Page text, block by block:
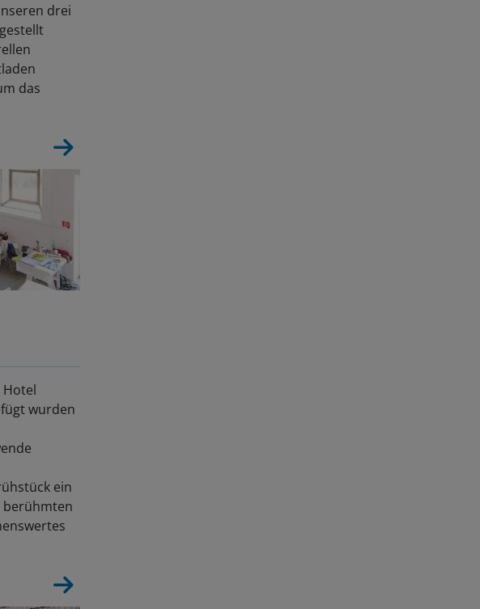
drei
das
Hotel
wurden
ein
berühmten